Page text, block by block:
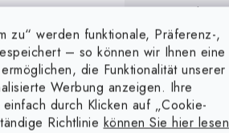
zu“ werden funktionale, Präferenz-,
– so können wir Ihnen eine
die Funktionalität unserer
Werbung anzeigen. Ihre
durch Klicken auf „Cookie-
Richtlinie können Sie hier lesen
Magnetische
Eigenschaften